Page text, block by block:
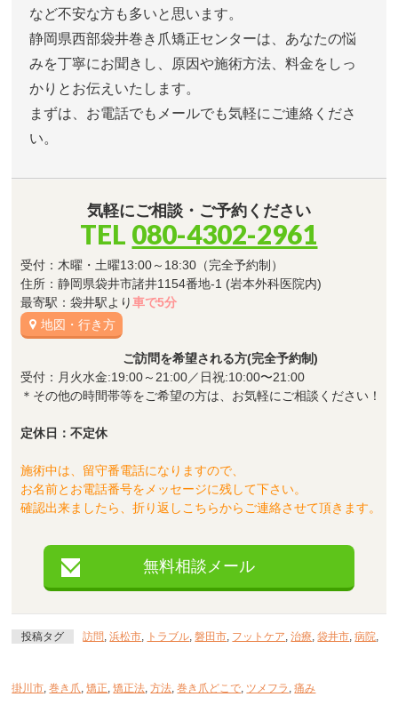
など不安な方も多いと思います。
静岡県西部袋井巻き爪矯正センターは、あなたの悩
みを丁寧にお聞きし、原因や施術方法、料金をしっ
かりとお伝えいたします。
まずは、お電話でもメールでも気軽にご連絡くださ
い。
気軽にご相談・ご予約ください
TEL 080-4302-2961
受付：木曜・土曜13:00～18:30（完全予約制）
住所：静岡県袋井市諸井1154番地-1 (岩本外科医院内)
最寄駅：袋井駅より車で5分
地図・行き方
ご訪問を希望される方(完全予約制)
受付：月火水金:19:00～21:00／日祝:10:00〜21:00
＊その他の時間帯等をご希望の方は、お気軽にご相談ください！
定休日：不定休
施術中は、留守番電話になりますので、
お名前とお電話番号をメッセージに残して下さい。
確認出来ましたら、折り返しこちらからご連絡させて頂きます。
無料相談メール
投稿タグ 訪問,浜松市, トラブル,磐田市, フットケア,治療,袋井市,病院,
掛川市,巻き爪,矯正,矯正法,方法,巻き爪どこで, ツメフラ ,痛み